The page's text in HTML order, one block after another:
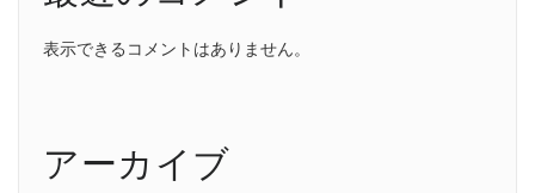
表示できるコメントはありません。
アーカイブ